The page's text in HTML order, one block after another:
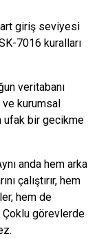
giriş seviyesi
7016 kuralları
veritabanı
kurumsal
ufak bir gecikme
anda hem arka
çalıştırır, hem
hem de
Çoklu görevlerde